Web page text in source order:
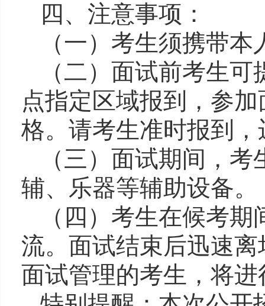
四、 注意事项：
（一）考生须携带
（二）面试前考生
点指定区域报到，参
格。请考生准时报到
（三）面试期间，
辅、乐器等辅助设备。
（四）考生在候考
流。 面试结束后迅速
面试管理的考生，将